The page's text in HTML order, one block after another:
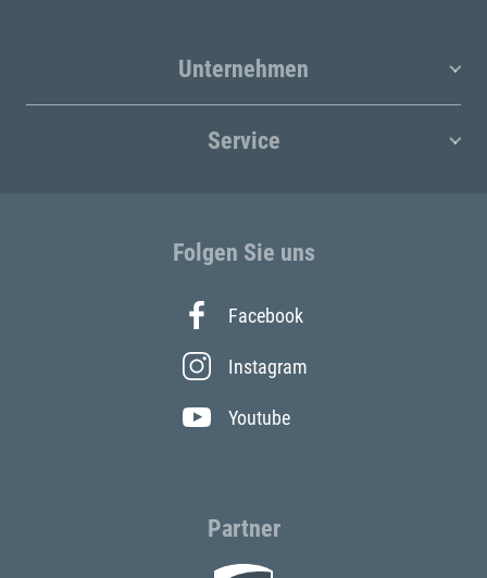
Unternehmen
Service
Folgen Sie uns
Facebook
Instagram
Youtube
Partner